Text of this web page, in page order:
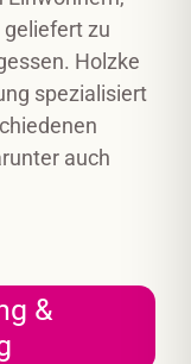
zu
Holzke
spezialisiert
auch
&